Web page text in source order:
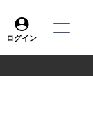
ログイン